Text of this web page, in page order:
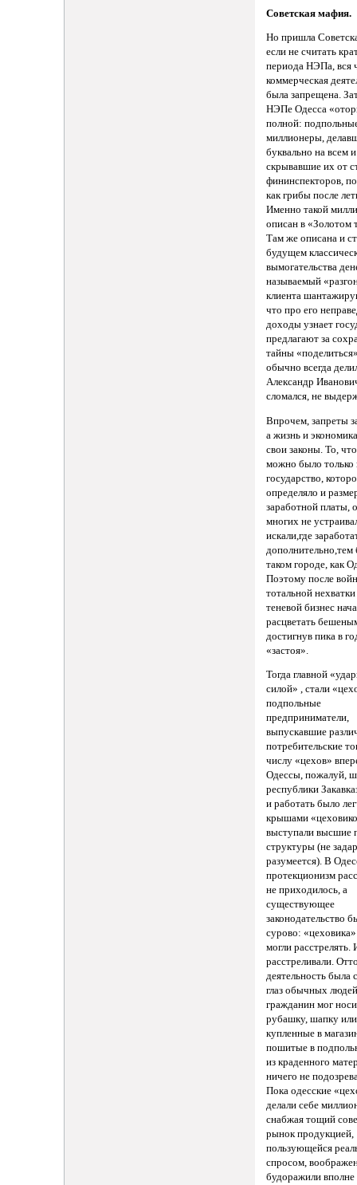
Советская мафия.
Но пришла
если не считать
периода НЭПа, вся
коммерческая
была запрещена.
НЭПе Одесса
полной:
миллионеры,
буквально на всем
скрывавшие их от
фининспекторов,
как грибы после
Именно такой
описан в «Золотом
Там же описана и
будущем
вымогательства
называемый
клиента
что про его
доходы узнает
предлагают за
тайны
обычно всегда
Александр
сломался, не
Впрочем, запреты
а жизнь и
свои законы. То,
можно было только
государство,
определяло и
заработной платы,
многих не
искали,где
дополнительно,тем
таком городе, как
Поэтому после
тотальной нехватки
теневой бизнес
расцветать
достигнув пика в
«застоя».
Тогда главной
силой» , стали
подпольные
предприниматели,
выпускавшие
потребительские
числу «цехов»
Одессы, пожалуй,
республики
и работать было
крышами
выступали высшие
структуры (не
разумеется). В
протекционизм
не приходилось, а
существующее
законодательство
сурово:
могли расстрелять.
расстреливали.
деятельность была
глаз обычных
гражданин мог
рубашку, шапку
купленные в
пошитые в
из краденного
ничего не
Пока одесские
делали себе
снабжая тощий
рынок продукцией,
пользующейся
спросом,
будоражили